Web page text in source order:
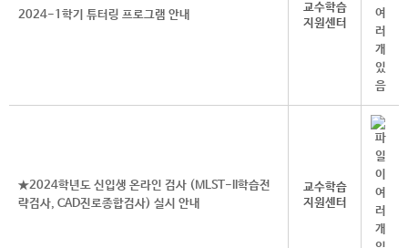
2024-1학기 튜터링 프로그램 안내
교수학습
지원센터
★2024학년도 신입생 온라인 검사 (MLST-II학습전
략검사, CAD진로종합검사) 실시 안내
교수학습
지원센터